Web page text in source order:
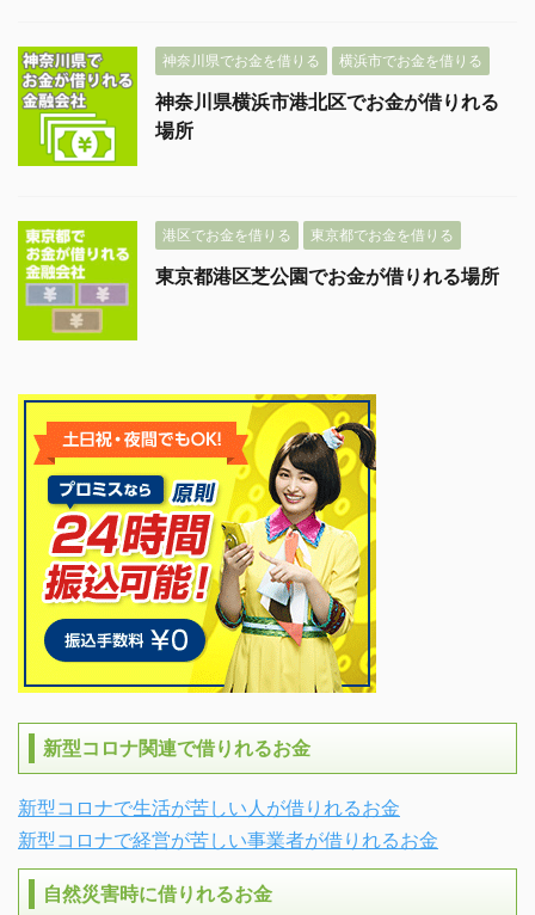
神奈川県でお金を借りる 横浜市でお金を借りる
神奈川県横浜市港北区でお金が借りれる
場所
港区でお金を借りる 東京都でお金を借りる
東京都港区芝公園でお金が借りれる場所
新型コロナ関連で借りれるお金
新型コロナで生活が苦しい人が借りれるお金
新型コロナで経営が苦しい事業者が借りれるお金
自然災害時に借りれるお金